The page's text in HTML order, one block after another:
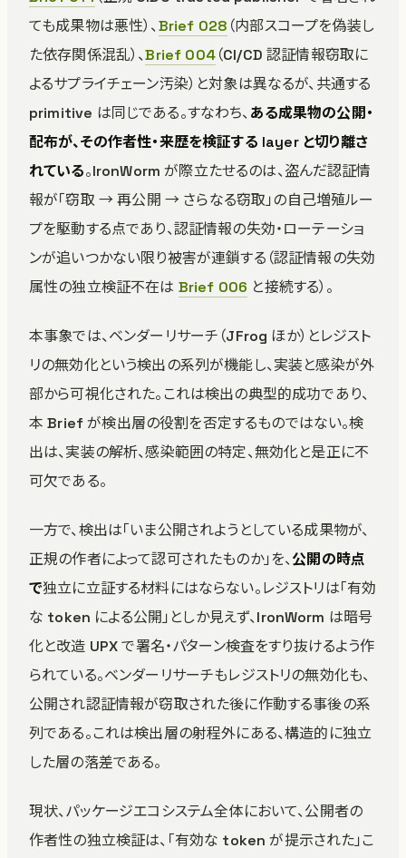
ても成果物は悪性）、Brief 028 （内部スコープを偽装し
た依存関係混乱）、Brief 004（CI/CD 認証情報窃取に
よるサプライチェーン汚染）と対象は異なるが、共通する
primitive は同じである。すなわち、ある成果物の公開・
配布が、その作者性・来歴を検証する layer と切り離さ
れている。IronWorm が際立たせるのは、盗んだ認証情
報が「窃取 → 再公開 → さらなる窃取」の自己増殖ルー
プを駆動する点であり、認証情報の失効・ローテーショ
ンが追いつかない限り被害が連鎖する（認証情報の失効
属性の独立検証不在は Brief 006 と接続する）。
本事象では、ベンダーリサーチ（JFrog ほか）とレジスト
リの無効化という検出の系列が機能し、実装と感染が外
部から可視化された。これは検出の典型的成功であり、
本 Brief が検出層の役割を否定するものではない。検
出は、実装の解析、感染範囲の特定、無効化と是正に不
可欠である。
一方で、検出は「いま公開されようとしている成果物が、
正規の作者によって認可されたものか」を、公開の時点
で独立に立証する材料にはならない。レジストリは「有効
な token による公開」としか見えず、IronWorm は暗号
化と改造 UPX で署名・パターン検査をすり抜けるよう作
られている。ベンダーリサーチもレジストリの無効化も、
公開され認証情報が窃取された後に作動する事後の系
列である。これは検出層の射程外にある、構造的に独立
した層の落差である。
現状、パッケージエコシステム全体において、公開者の
作者性の独立検証は、「有効な token が提示された」こ